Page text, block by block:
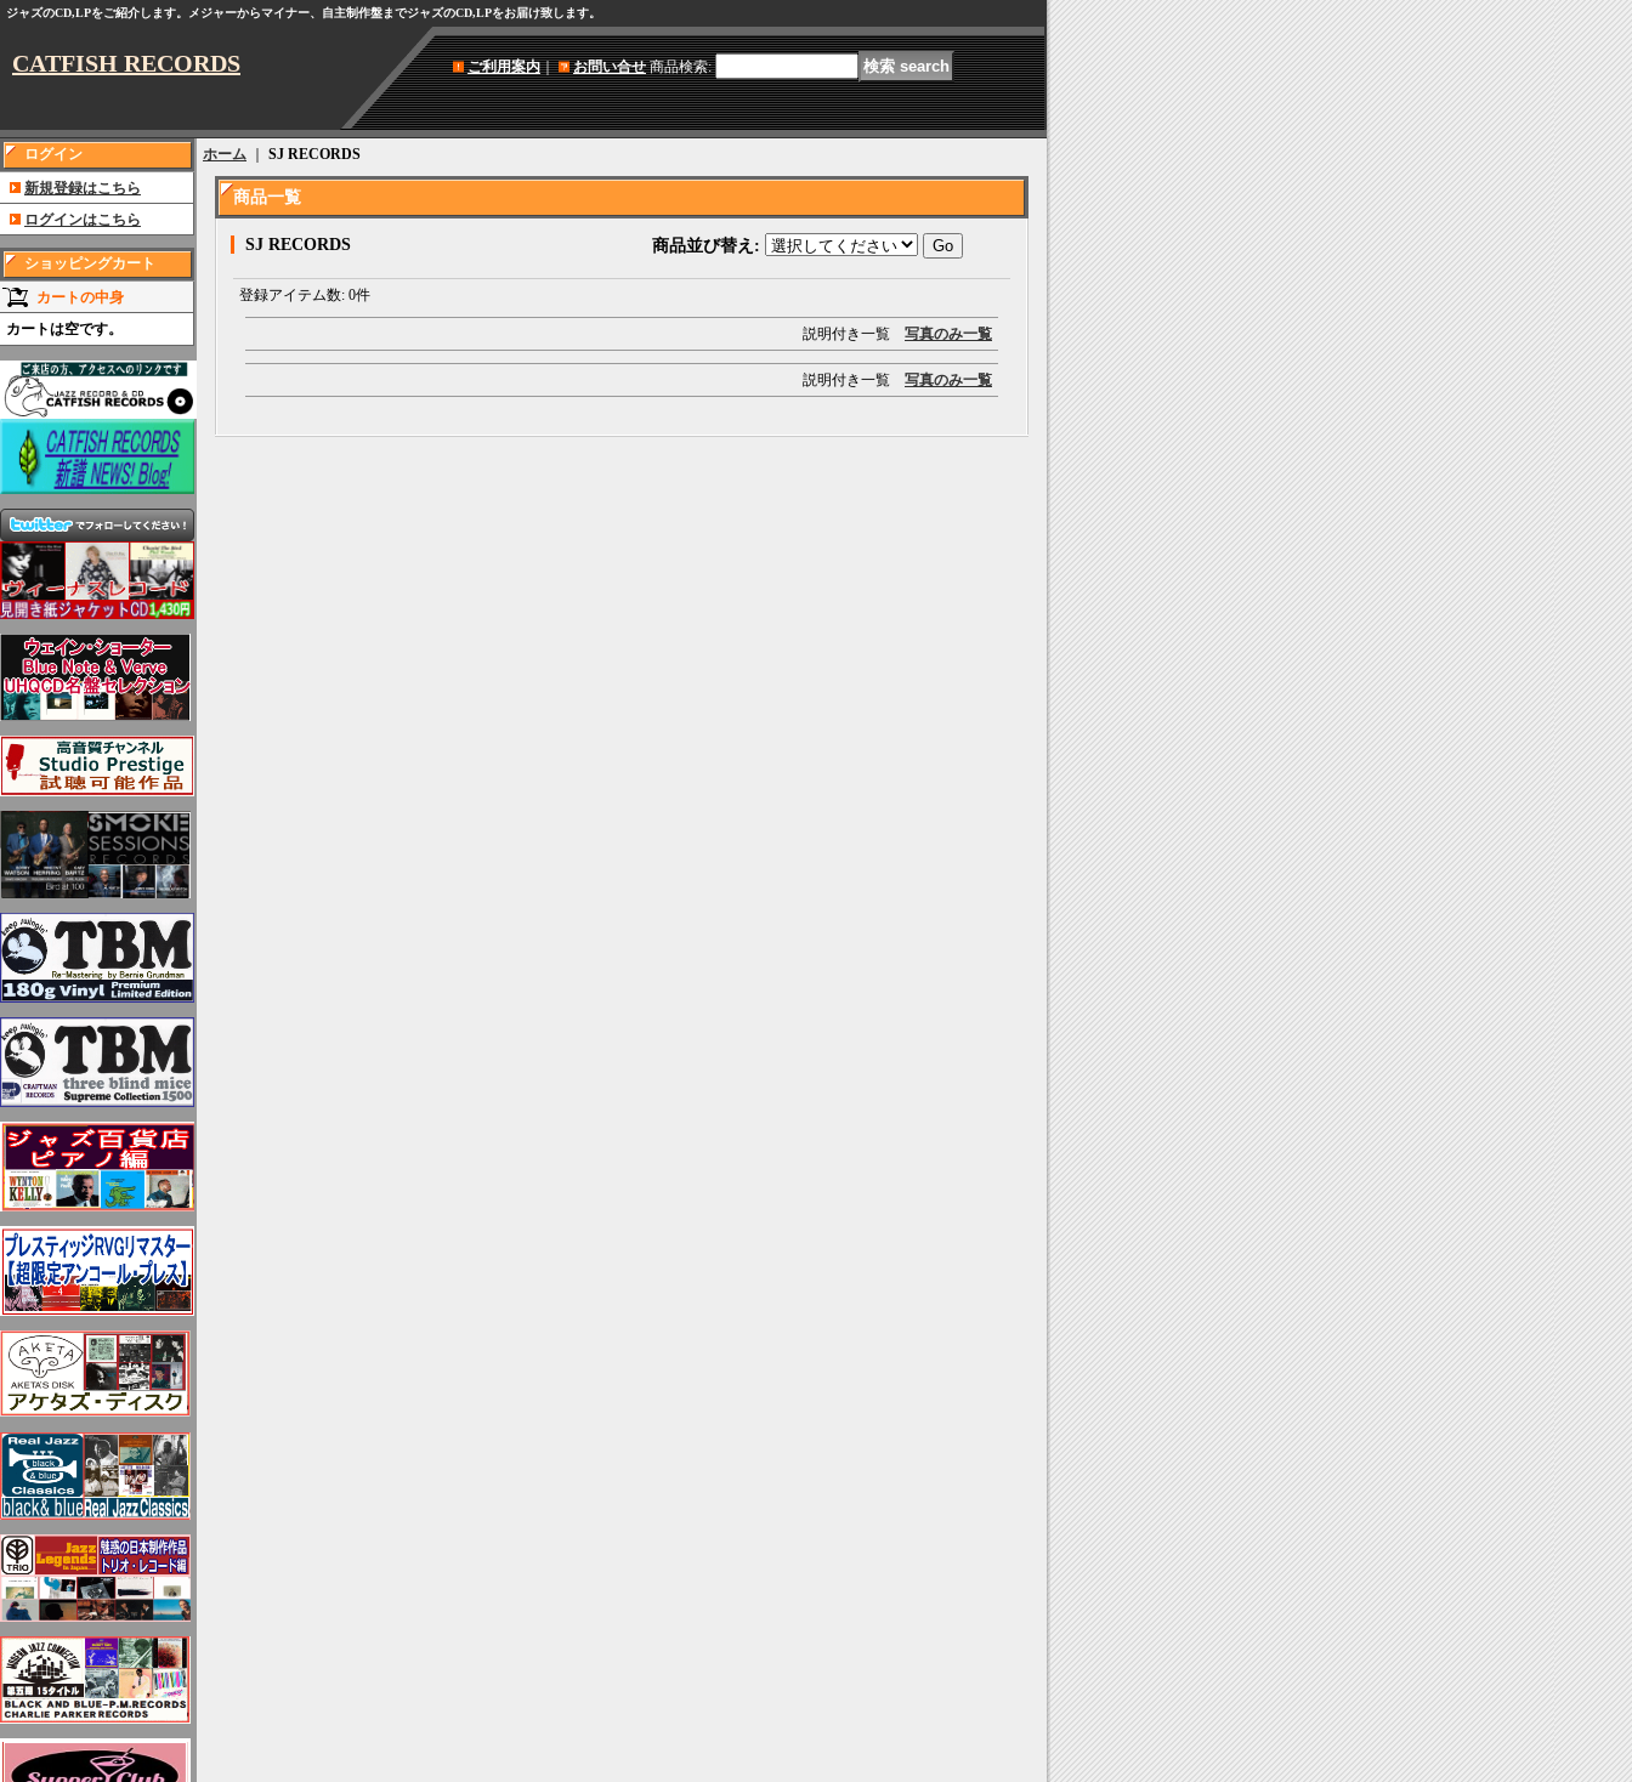
ジャズのCD,LPをご紹介します。メジャーからマイナー、自主制作盤までジャズのCD,LPをお届け致します。
CATFISH RECORDS ご利用案内｜ お問い合せ 商品検索:
ログイン
新規登録はこちら
ログインはこちら
ショッピングカート
カートの中身
カートは空です。
ホーム SJ RECORDS
商品一覧
SJ RECORDS 商品並び替え :
登録アイテム数: 0件
説明付き一覧 写真のみ一覧
説明付き一覧 写真のみ一覧